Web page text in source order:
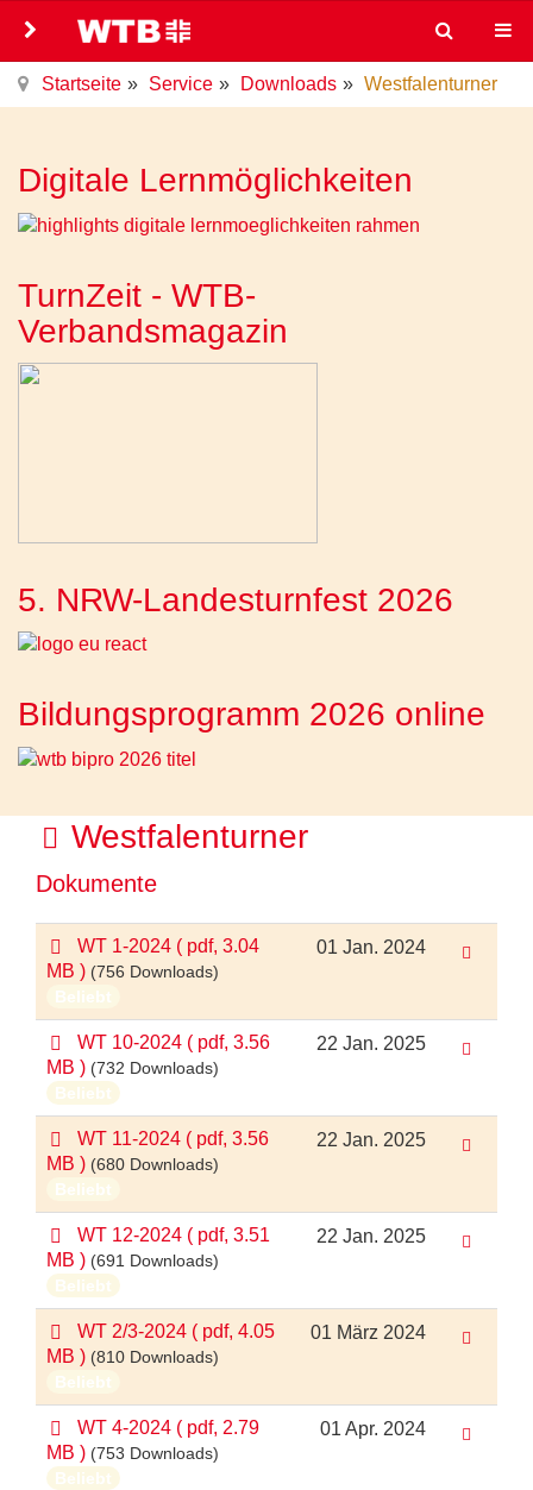
Startseite Service Downloads Westfalenturner
Digitale Lernmöglichkeiten
TurnZeit - WTB-
Verbandsmagazin
5. NRW-Landesturnfest 2026
Bildungsprogramm 2026 online
O
r
d
n
e
Westfalenturner
Dokumente
p
d
f
WT 1-2024 ( pdf, 3.04
MB ) (756 Downloads)
Beliebt
01 Jan. 2024
p
d
f
WT 10-2024 ( pdf, 3.56
MB ) (732 Downloads)
Beliebt
22 Jan. 2025
p
d
f
WT 11-2024 ( pdf, 3.56
MB ) (680 Downloads)
Beliebt
22 Jan. 2025
p
d
f
WT 12-2024 ( pdf, 3.51
MB ) (691 Downloads)
Beliebt
22 Jan. 2025
p
d
f
WT 2/3-2024 ( pdf, 4.05
MB ) (810 Downloads)
Beliebt
01 März 2024
p
d
f
WT 4-2024 ( pdf, 2.79
MB ) (753 Downloads)
Beliebt
01 Apr. 2024